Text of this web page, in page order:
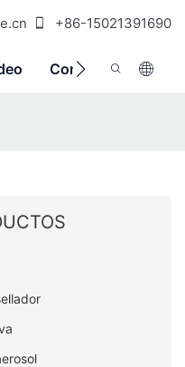
+86-15021391690
Contáctenos